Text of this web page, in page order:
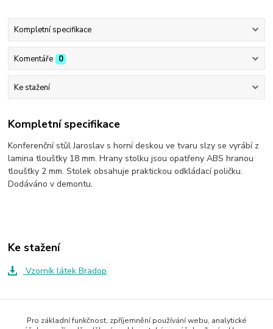
Kompletní specifikace
Komentáře 0
Ke stažení
Kompletní specifikace
Konferenční stůl Jaroslav s horní deskou ve tvaru slzy se vyrábí z
lamina tloušťky 18 mm. Hrany stolku jsou opatřeny ABS hranou
tloušťky 2 mm. Stolek obsahuje praktickou odkládací poličku.
Dodáváno v demontu.
Ke stažení
Vzorník látek Bradop
Zboží zařazeno v kategoriích
Pro základní funkčnost, zpříjemnění používání webu, analytické